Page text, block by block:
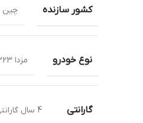
کشور سازنده چین
نوع خودرو مزدا 323
گارانتی 4 سال گارانتی شرکتی